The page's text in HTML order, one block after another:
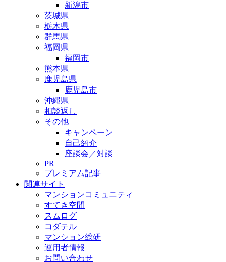
新潟市
茨城県
栃木県
群馬県
福岡県
福岡市
熊本県
鹿児島県
鹿児島市
沖縄県
相談返し
その他
キャンペーン
自己紹介
座談会／対談
PR
プレミアム記事
関連サイト
マンションコミュニティ
すてき空間
スムログ
コダテル
マンション総研
運用者情報
お問い合わせ